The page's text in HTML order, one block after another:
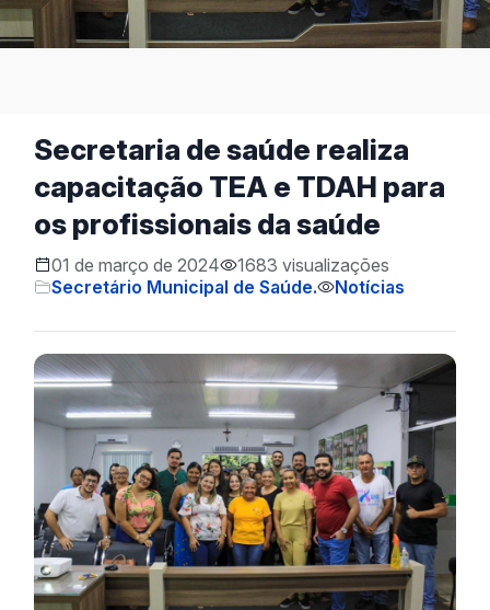
Secretaria de saúde realiza
capacitação TEA e TDAH para
os profissionais da saúde
01 de março de 2024
1683 visualizações
Secretário Municipal de Saúde.
Notícias